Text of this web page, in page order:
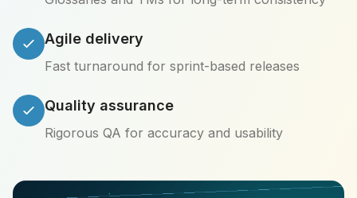
Agile delivery
Fast turnaround for sprint-based releases
Quality assurance
Rigorous QA for accuracy and usability